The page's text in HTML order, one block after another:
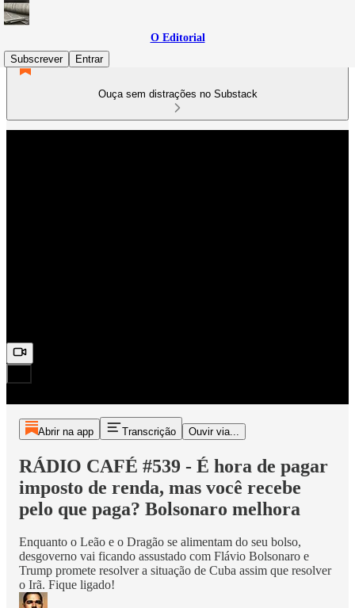
O Editorial
Subscrever
Entrar
Ouça sem distrações no Substack
Abrir na app Transcrição Ouvir via...
RÁDIO CAFÉ #539 - É hora de pagar
imposto de renda, mas você recebe
pelo que paga? Bolsonaro melhora
Enquanto o Leão e o Dragão se alimentam do seu bolso,
desgoverno vai ficando assustado com Flávio Bolsonaro e
Trump promete resolver a situação de Cuba assim que resolver
o Irã. Fique ligado!